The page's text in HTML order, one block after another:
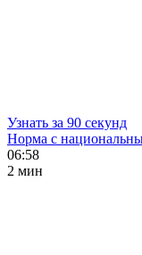
Узнать за 90 секунд
Норма с
06:58
2 мин